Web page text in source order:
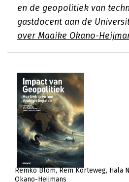
en de geopolitiek van
gastdocent aan de
over Maaike Okano-
Remko Blom Rem Korteweg Hala
Okano-Heijmans